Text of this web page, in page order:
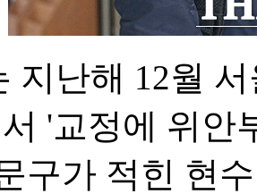
지난해 12월
'교정에 위안
구가 적힌 현